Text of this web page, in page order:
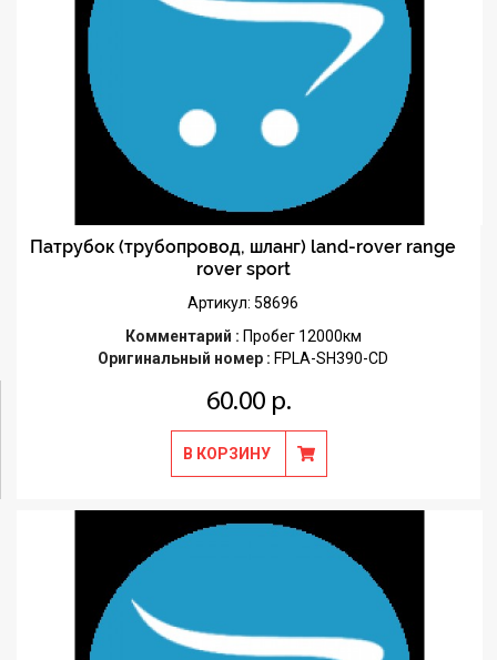
Патрубок (трубопровод, шланг) land-rover range
rover sport
Артикул: 58696
Комментарий : Пробег 12000км
Оригинальный номер : FPLA-SH390-CD
60.00 р.
В КОРЗИНУ